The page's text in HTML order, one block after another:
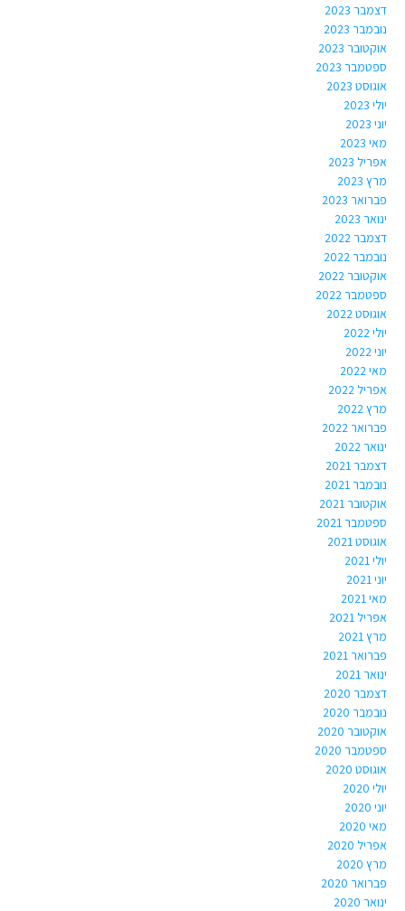
דצמבר 2023
נובמבר 2023
אוקטובר 2023
ספטמבר 2023
אוגוסט 2023
יולי 2023
יוני 2023
מאי 2023
אפריל 2023
מרץ 2023
פברואר 2023
ינואר 2023
דצמבר 2022
נובמבר 2022
אוקטובר 2022
ספטמבר 2022
אוגוסט 2022
יולי 2022
יוני 2022
מאי 2022
אפריל 2022
מרץ 2022
פברואר 2022
ינואר 2022
דצמבר 2021
נובמבר 2021
אוקטובר 2021
ספטמבר 2021
אוגוסט 2021
יולי 2021
יוני 2021
מאי 2021
אפריל 2021
מרץ 2021
פברואר 2021
ינואר 2021
דצמבר 2020
נובמבר 2020
אוקטובר 2020
ספטמבר 2020
אוגוסט 2020
יולי 2020
יוני 2020
מאי 2020
אפריל 2020
מרץ 2020
פברואר 2020
ינואר 2020